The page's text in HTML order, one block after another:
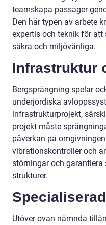
teamskapa passager
Den här typen av arbete
expertis och teknik för
säkra och miljövänliga.
Infrastruktur
Bergsprängning spelar
underjordiska
infrastrukturprojekt,
projekt måste
påverkan på
vibrationskontroller och
störningar och
strukturer.
Utöver ovan nämnda